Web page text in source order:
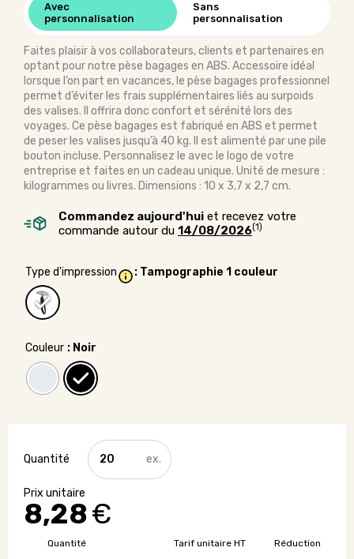
Avec
personnalisation
Sans
personnalisation
Faites plaisir à vos collaborateurs, clients et partenaires en
optant pour notre pèse bagages en ABS. Accessoire idéal
lorsque l’on part en vacances, le pèse bagages professionnel
permet d’éviter les frais supplémentaires liés au surpoids
des valises. Il offrira donc confort et sérénité lors des
voyages. Ce pèse bagages est fabriqué en ABS et permet
de peser les valises jusqu’à 40 kg. Il est alimenté par une pile
bouton incluse. Personnalisez le avec le logo de votre
entreprise et faites en un cadeau unique. Unité de mesure :
kilogrammes ou livres. Dimensions : 10 x 3,7 x 2,7 cm.
Commandez aujourd'hui et recevez votre
commande autour du 14/08/2026(1)
Type d'impression : Tampographie 1 couleur
Couleur : Noir
8,28€
quantité
de
Pèse
40kg
Quantité Réduction
Tarif unitaire HT